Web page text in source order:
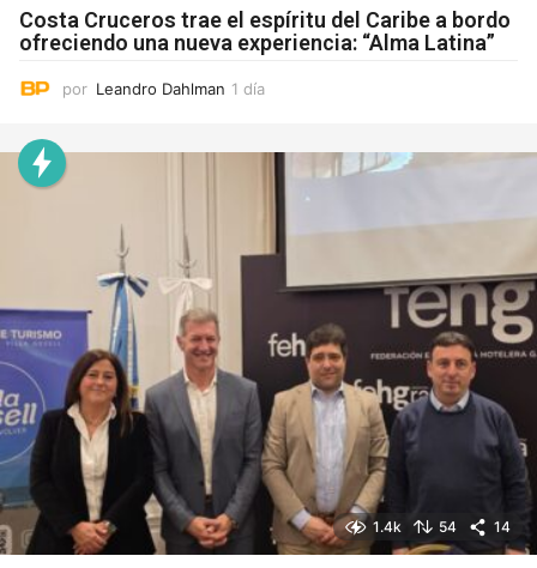
Costa Cruceros trae el espíritu del Caribe a bordo
ofreciendo una nueva experiencia: “Alma Latina”
por Leandro Dahlman 1 día
a
1.4k 54 14